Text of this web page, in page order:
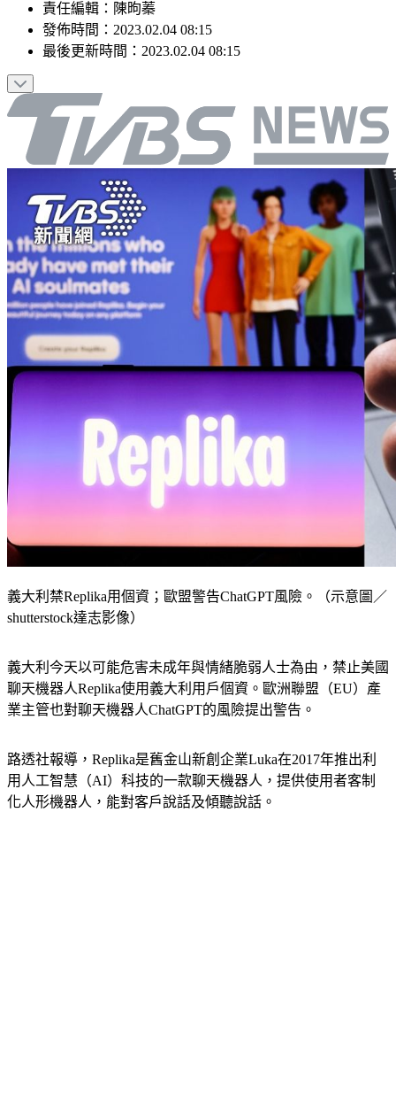
責任編輯 ： 陳昫蓁
發佈時間： 2023.02.04 08:15
最後更新時間： 2023.02.04 08:15
義大利禁Replika用個資；歐盟警告ChatGPT風險。（示意圖／
shutterstock達志影像）
義大利今天以可能危害未成年與情緒脆弱人士為由，禁止美國
聊天機器人Replika使用義大利用戶個資。歐洲聯盟（EU）產
業主管也對聊天機器人ChatGPT的風險提出警告。
路透社報導，Replika是舊金山新創企業Luka在2017年推出利
用人工智慧（AI）科技的一款聊天機器人，提供使用者客制
化人形機器人，能對客戶說話及傾聽說話。